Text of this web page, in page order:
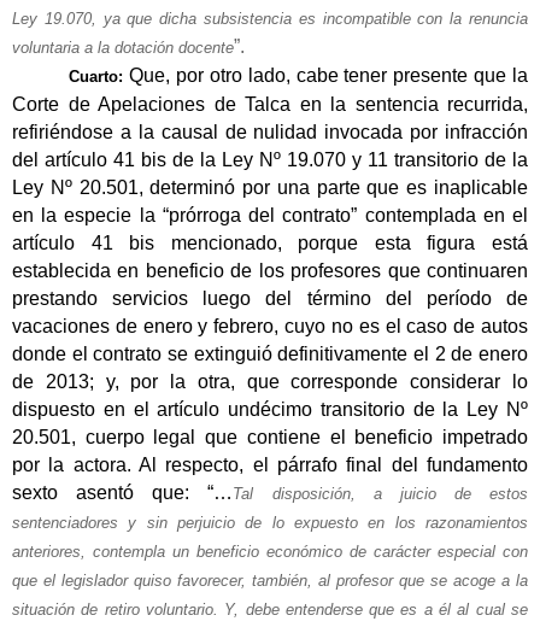
Ley 19.070, ya que dicha subsistencia es incompatible con la renuncia
voluntaria a la dotación docente”.
Cuarto:Que, por otro lado, cabe tener presente que la
Corte de Apelaciones de Talca en la sentencia recurrida,
refiriéndose a la causal de nulidad invocada por infracción
del artículo 41 bis de la Ley Nº 19.070 y 11 transitorio de la
Ley Nº 20.501, determinó por una parte que es inaplicable
en la especie la “prórroga del contrato” contemplada en el
artículo 41 bis mencionado, porque esta figura está
establecida en beneficio de los profesores que continuaren
prestando servicios luego del término del período de
vacaciones de enero y febrero, cuyo no es el caso de autos
donde el contrato se extinguió definitivamente el 2 de enero
de 2013; y, por la otra, que corresponde considerar lo
dispuesto en el artículo undécimo transitorio de la Ley Nº
20.501, cuerpo legal que contiene el beneficio impetrado
por la actora. Al respecto, el párrafo final del fundamento
sexto asentó que: “… Tal disposición, a juicio de estos
sentenciadores y sin perjuicio de lo expuesto en los razonamientos
anteriores, contempla un beneficio económico de carácter especial con
que el legislador quiso favorecer, también, al profesor que se acoge a la
situación de retiro voluntario. Y, debe entenderse que es a él al cual se